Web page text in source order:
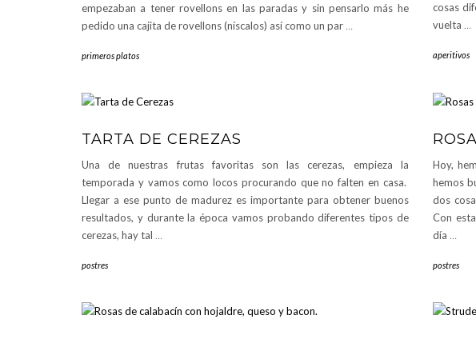
empezaban a tener rovellons en las paradas y sin pensarlo más he
pedido una cajita de rovellons (níscalos) así como un par …
primeros platos
cosas
vuelta …
aperitivos
TARTA DE CEREZAS
Una de nuestras frutas favoritas son las cerezas, empieza la
temporada y vamos como locos procurando que no falten en casa.
Llegar a ese punto de madurez es importante para obtener buenos
resultados, y durante la época vamos probando diferentes tipos de
cerezas, hay tal …
postres
Hoy,
hemos
dos
Con
día …
postres